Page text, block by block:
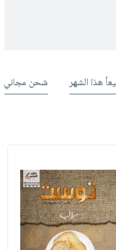
هذا الشهر شحن مجاني